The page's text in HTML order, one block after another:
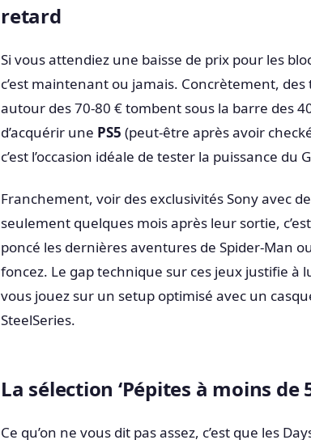
retard
Si vous attendiez une baisse de prix pour les
c’est maintenant ou jamais. Concrètement,
autour des 70-80 € tombent sous la barre des
d’acquérir une PS5 (peut-être après avoir
c’est l’occasion idéale de tester la puissance du
Franchement, voir des exclusivités Sony avec
seulement quelques mois après leur sortie,
poncé les dernières aventures de Spider-Man
foncez. Le gap technique sur ces jeux justifie à
vous jouez sur un setup optimisé avec un
SteelSeries.
La sélection ‘Pépites à moins de
Ce qu’on ne vous dit pas assez, c’est que les